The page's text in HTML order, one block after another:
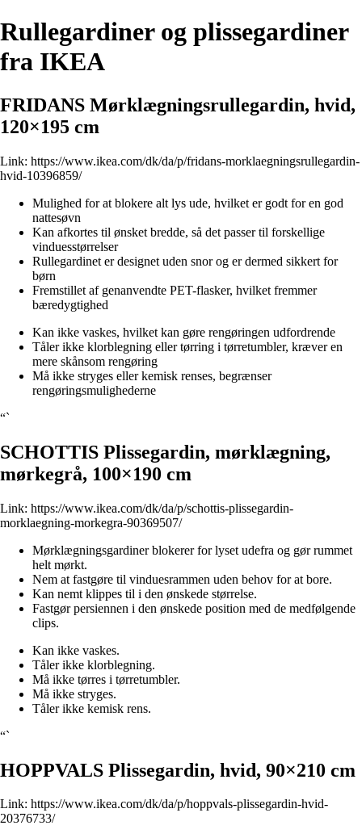
Rullegardiner og plissegardiner
fra IKEA
FRIDANS Mørklægningsrullegardin, hvid,
120×195 cm
Link: https://www.ikea.com/dk/da/p/fridans-morklaegningsrullegardin-
hvid-10396859/
Mulighed for at blokere alt lys ude, hvilket er godt for en god
nattesøvn
Kan afkortes til ønsket bredde, så det passer til forskellige
vinduesstørrelser
Rullegardinet er designet uden snor og er dermed sikkert for
børn
Fremstillet af genanvendte PET-flasker, hvilket fremmer
bæredygtighed
Kan ikke vaskes, hvilket kan gøre rengøringen udfordrende
Tåler ikke klorblegning eller tørring i tørretumbler, kræver en
mere skånsom rengøring
Må ikke stryges eller kemisk renses, begrænser
rengøringsmulighederne
“`
SCHOTTIS Plissegardin, mørklægning,
mørkegrå, 100×190 cm
Link: https://www.ikea.com/dk/da/p/schottis-plissegardin-
morklaegning-morkegra-90369507/
Mørklægningsgardiner blokerer for lyset udefra og gør rummet
helt mørkt.
Nem at fastgøre til vinduesrammen uden behov for at bore.
Kan nemt klippes til i den ønskede størrelse.
Fastgør persiennen i den ønskede position med de medfølgende
clips.
Kan ikke vaskes.
Tåler ikke klorblegning.
Må ikke tørres i tørretumbler.
Må ikke stryges.
Tåler ikke kemisk rens.
“`
HOPPVALS Plissegardin, hvid, 90×210 cm
Link: https://www.ikea.com/dk/da/p/hoppvals-plissegardin-hvid-
20376733/